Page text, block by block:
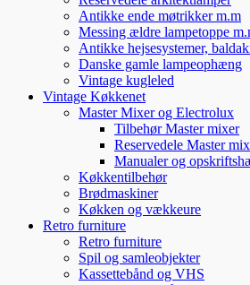
Antikke ende møtrikker m.m
Messing ældre lampetoppe
Antikke hejsesystemer,
Danske gamle lampeophæng
Vintage kugleled
Vintage Køkkenet
Master Mixer og Electrolux
Tilbehør Master mixer
Reservedele Master
Manualer og
Køkkentilbehør
Brødmaskiner
Køkken og vækkeure
Retro furniture
Retro furniture
Spil og samleobjekter
Kassettebånd og VHS